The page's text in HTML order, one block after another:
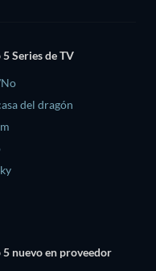
5 Series de TV
del dragón
5 nuevo en proveedor